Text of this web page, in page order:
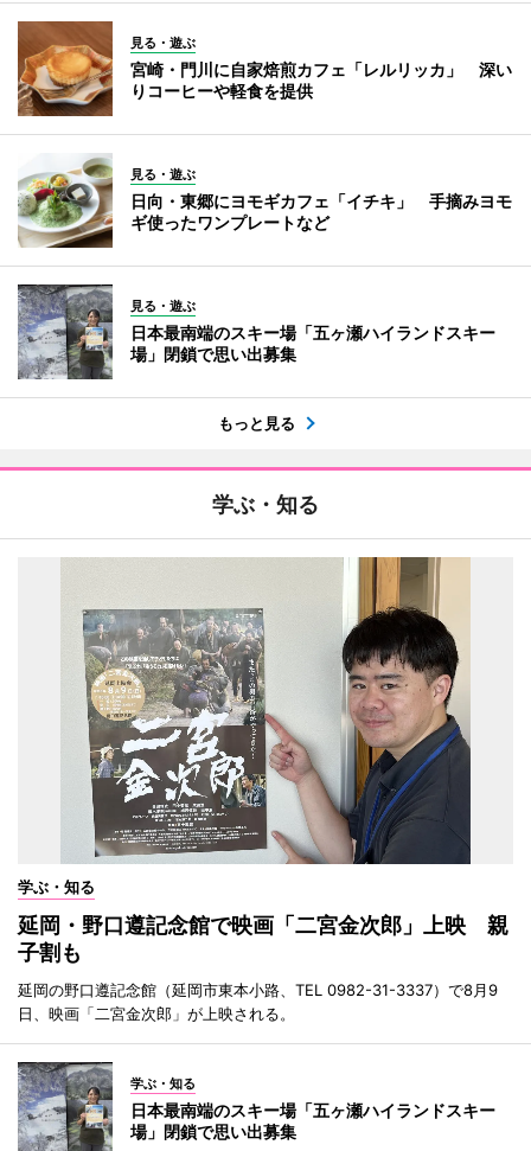
見る・遊ぶ
宮崎・門川に自家焙煎カフェ「レルリッカ」 深い
りコーヒーや軽食を提供
見る・遊ぶ
日向・東郷にヨモギカフェ「イチキ」 手摘みヨモ
ギ使ったワンプレートなど
見る・遊ぶ
日本最南端のスキー場「五ヶ瀬ハイランドスキー
場」閉鎖で思い出募集
もっと見る
学ぶ・知る
学ぶ・知る
延岡・野口遵記念館で映画「二宮金次郎」上映 親
子割も
延岡の野口遵記念館（延岡市東本小路、TEL 0982-31-3337）で8月9
日、映画「二宮金次郎」が上映される。
学ぶ・知る
日本最南端のスキー場「五ヶ瀬ハイランドスキー
場」閉鎖で思い出募集